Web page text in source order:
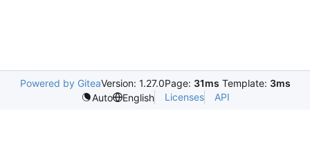
Powered by GiteaVersion: 1.27.0Page: 31ms Template: 3ms
Auto
English Licenses API